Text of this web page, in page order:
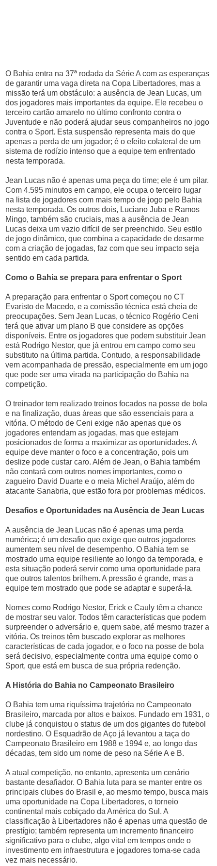
O Bahia entra na 37ª rodada da Série A com as esperanças
de garantir uma vaga direta na Copa Libertadores, mas a
missão terá um obstáculo: a ausência de Jean Lucas, um
dos jogadores mais importantes da equipe. Ele recebeu o
terceiro cartão amarelo no último confronto contra o
Juventude e não poderá ajudar seus companheiros no jogo
contra o Sport. Esta suspensão representa mais do que
apenas a perda de um jogador; é o efeito colateral de um
sistema de rodízio intenso que a equipe tem enfrentado
nesta temporada.
Jean Lucas não é apenas uma peça do time; ele é um pilar.
Com 4.595 minutos em campo, ele ocupa o terceiro lugar
na lista de jogadores com mais tempo de jogo pelo Bahia
nesta temporada. Os outros dois, Luciano Juba e Ramos
Mingo, também são cruciais, mas a ausência de Jean
Lucas deixa um vazio difícil de ser preenchido. Seu estilo
de jogo dinâmico, que combina a capacidade de desarme
com a criação de jogadas, faz com que seu impacto seja
sentido em cada partida.
Como o Bahia se prepara para enfrentar o Sport
A preparação para enfrentar o Sport começou no CT
Evaristo de Macedo, e a comissão técnica está cheia de
preocupações. Sem Jean Lucas, o técnico Rogério Ceni
terá que ativar um plano B que considere as opções
disponíveis. Entre os jogadores que podem substituir Jean
está Rodrigo Nestor, que já entrou em campo como seu
substituto na última partida. Contudo, a responsabilidade
vem acompanhada de pressão, especialmente em um jogo
que pode ser uma virada na participação do Bahia na
competição.
O treinador tem realizado treinos focados na posse de bola
e na finalização, duas áreas que são essenciais para a
vitória. O método de Ceni exige não apenas que os
jogadores entendam as jogadas, mas que estejam
posicionados de forma a maximizar as oportunidades. A
equipe deve manter o foco e a concentração, pois um
deslize pode custar caro. Além de Jean, o Bahia também
não contará com outros nomes importantes, como o
zagueiro David Duarte e o meia Michel Araújo, além do
atacante Sanabria, que estão fora por problemas médicos.
Desafios e Oportunidades na Ausência de Jean Lucas
A ausência de Jean Lucas não é apenas uma perda
numérica; é um desafio que exige que outros jogadores
aumentem seu nível de desempenho. O Bahia tem se
mostrado uma equipe resiliente ao longo da temporada, e
esta situação poderá servir como uma oportunidade para
que outros talentos brilhem. A pressão é grande, mas a
equipe tem mostrado que pode se adaptar e superá-la.
Nomes como Rodrigo Nestor, Erick e Cauly têm a chance
de mostrar seu valor. Todos têm características que podem
surpreender o adversário e, quem sabe, até mesmo trazer a
vitória. Os treinos têm buscado explorar as melhores
características de cada jogador, e o foco na posse de bola
será decisivo, especialmente contra uma equipe como o
Sport, que está em busca de sua própria redenção.
A História do Bahia no Campeonato Brasileiro
O Bahia tem uma riquíssima trajetória no Campeonato
Brasileiro, marcada por altos e baixos. Fundado em 1931, o
clube já conquistou o status de um dos gigantes do futebol
nordestino. O Esquadrão de Aço já levantou a taça do
Campeonato Brasileiro em 1988 e 1994 e, ao longo das
décadas, tem sido um nome de peso na Série A e B.
A atual competição, no entanto, apresenta um cenário
bastante desafiador. O Bahia luta para se manter entre os
principais clubes do Brasil e, ao mesmo tempo, busca mais
uma oportunidade na Copa Libertadores, o torneio
continental mais cobiçado da América do Sul. A
classificação à Libertadores não é apenas uma questão de
prestígio; também representa um incremento financeiro
significativo para o clube, algo vital em tempos onde o
investimento em infraestrutura e jogadores torna-se cada
vez mais necessário.